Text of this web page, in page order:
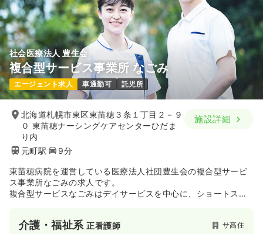
社会医療法人 豊生会
複合型サービス事業所 なごみ
エージェント求人 車通勤可 託児所
北海道札幌市東区東苗穂３条１丁目２－９
０ 東苗穂ナーシングケアセンターひだま
り内
元町駅
9分
施設詳細
東苗穂病院を運営している医療法人社団豊生会の複合型サービ
ス事業所なごみの求人です。
複合型サービスなごみはデイサービスを中心に、ショートステ
介護・福祉系正看護師 サ高住